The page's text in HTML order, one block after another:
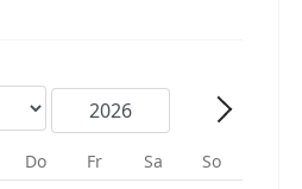
Do Fr Sa So